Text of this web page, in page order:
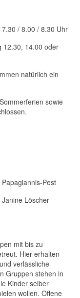
/ 8.00 / 8.30 Uhr
12.30, 14.00 oder
natürlich ein
sowie
Papagiannis-Pest
Löscher
mit bis zu
Hier erhalten
verlässliche
Gruppen stehen in
Kinder selber
wollen. Offene